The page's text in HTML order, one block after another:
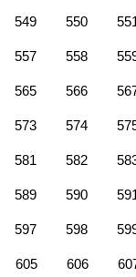
549 550
557 558
565 566
573 574
581 582
589 590
597 598
605 606